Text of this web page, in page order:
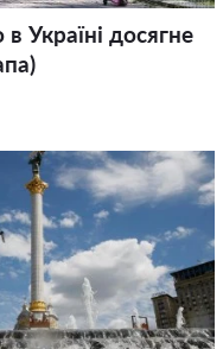
Україні досягне